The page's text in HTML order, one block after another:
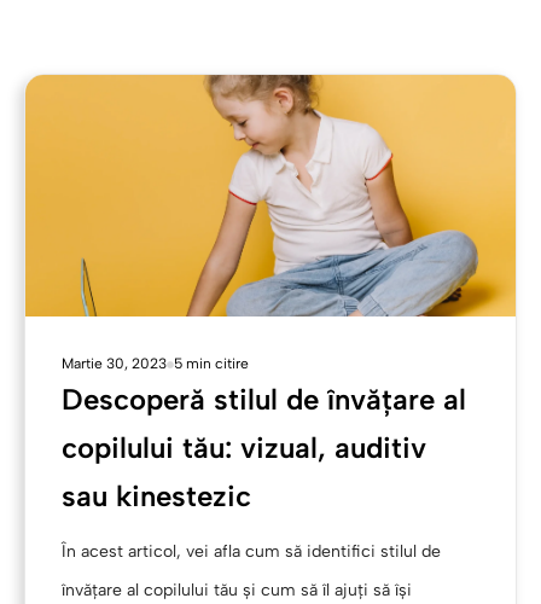
Martie 30, 2023 5 min citire
Descoperă stilul de învățare al
copilului tău: vizual, auditiv
sau kinestezic
În acest articol, vei afla cum să identifici stilul de
învățare al copilului tău și cum să îl ajuți să își